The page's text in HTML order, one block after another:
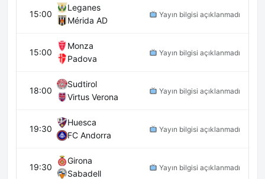
15:00
Leganes
Mérida AD
Yayın bilgisi açıklanmadı
15:00
Monza
Padova
Yayın bilgisi açıklanmadı
18:00
Sudtirol
Virtus Verona
Yayın bilgisi açıklanmadı
19:30
Huesca
FC Andorra
Yayın bilgisi açıklanmadı
19:30
Girona
Sabadell
Yayın bilgisi açıklanmadı